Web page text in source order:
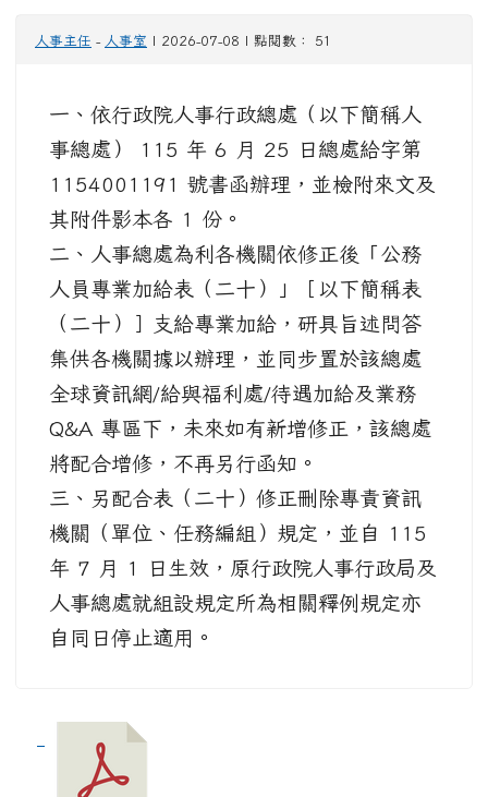
人事主任 - 人事室 | 2026-07-08 | 點閱數： 51
一、依行政院人事行政總處（以下簡稱人
事總處） 115 年 6 月 25 日總處給字第
1154001191 號書函辦理，並檢附來文及
其附件影本各 1 份。
二、人事總處為利各機關依修正後「公務
人員專業加給表（二十）」［以下簡稱表
（二十）］支給專業加給，研具旨述問答
集供各機關據以辦理，並同步置於該總處
全球資訊網/給與福利處/待遇加給及業務
Q&A 專區下，未來如有新增修正，該總處
將配合增修，不再另行函知。
三、另配合表（二十）修正刪除專責資訊
機關（單位、任務編組）規定，並自 115
年 7 月 1 日生效，原行政院人事行政局及
人事總處就組設規定所為相關釋例規定亦
自同日停止適用。